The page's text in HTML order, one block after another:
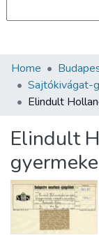
Communities &
All of DSpace
Home
Sajtókivágat-
Elindult